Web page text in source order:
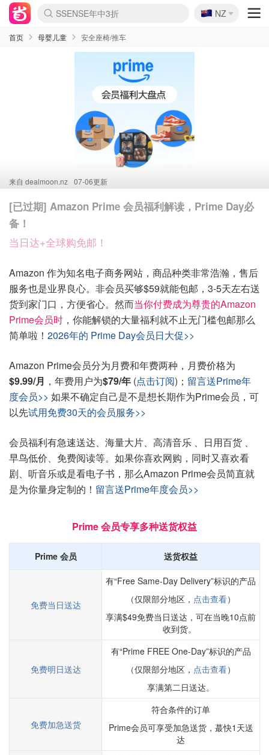
lululemon折扣上新
Sasa美妆护肤3.5折
SSENSE年中3折
FreshBeauty好价汇总
Cettire降价+叠9折
Farfetch折上8折
WWS Coles超市实拍
viagogo二手票捡漏
Myer清仓1折起
The Outnet奢牌1折起
David Jones 3折起
Flannels大牌1折
Perfumes Club护肤1折
AMIRO返校季6.2折
Oweek抽奖送Airpods
Amazon折扣汇总
eToro入金$200送$50
Amazon数码好物
ICONIC本周7.5折
ThedoubleF高奢地板价
Moose Knuckles 6折
丝芙兰5折起
EUFY官网3.7折起
Selenichast首饰2折
Trip机票酒店促销
YSL送5件彩妆礼
Amazon家居好物
BIGBANG巡演开票
David Jones时尚3折
Amazon美妆护肤
雅漾大喷$8
过敏原检测盒$33
伊索独家赠50ml沐浴露
科颜氏清仓3折
SEALIFE海洋馆门票6折
丝塔芙大白罐$16
订阅Newsletter送香薰
Cult Beauty 6.8折
Harrods圣诞日历2.3折
LN-CC奢牌私促3折
d'Alba空姐喷雾$16
EVE LOM套装逆天2折
Bernardelli独家4折
Adore Beauty 6折起
CT圣诞日历
Mytheresa奢品2.7折
Luxury Escapes 9折
Currentbody美容仪9折
MOON Garden Live
ALLSAINTS美衣3折
Roborock扫地机3.7折
Tingo Life水杯$24
Valentino官网5折
CR洗发护发6.3折
修丽可套装7.4折
🇳🇿
NZ
首页 母婴儿童 安全座椅/推车
来自 dealmoon.nz 07-06更新
[已过期] Amazon Prime 会员福利解读，Prime Day必
备！
当日达+全球购免邮！
Amazon 作为知名电子商务网站，商品种类非常浩瀚，售后
服务也是业界良心。非会员买够$59就能包邮，3-5天左右送
货到家门口，方便省心。然而当你付费成为尊贵的Amazon
Prime会员时 ，你能解锁的大量福利就不止无门槛包邮那么
简单啦！ 2026年的 Prime Day会员日大促>>
Amazon Prime会员分为月费和年费两种，月费价格为
$9.99/月 ，年费用户为$79/年 (点击订阅)； 留言送Prime年
度会员>> 如果不确定自己是不是想长期作为Prime会员，可
以先试用免费30天的会员服务>>
会员福利有急速送达、海量大片、高清音乐 、日用百货 、
早鸟低价、免费阅读等。如果你喜欢网购，同时又喜欢看
剧、听音乐或是看电子书，那么Amazon Prime会员简直就
是为你量身定制的！ 留言送Prime年度会员>>
Prime 会员专享多种送货权益
Prime 会员 送货权益
免费当日送达
有“Free Same-Day Delivery”标识的产品
（仅限部分地区， 点击查看）
享满$49免费当日送达，可在当晚10点前
收到货。
免费明日送达
有“Prime FREE One-Day”标识的产品
（仅限部分地区， 点击查看）
享满第二日送达。
免费加急送货
符合条件的订单
Prime会员可享受加急送货，蕞快1天送
达